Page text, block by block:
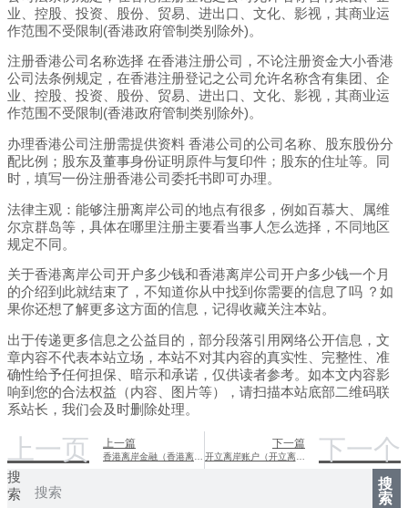
业、控股、投资、股份、贸易、进出口、文化、影视，其商业运
作范围不受限制(香港政府管制类别除外)。
注册香港公司名称选择 在香港注册公司，不论注册资金大小香港
公司法条例规定，在香港注册登记之公司允许名称含有集团、企
业、控股、投资、股份、贸易、进出口、文化、影视，其商业运
作范围不受限制(香港政府管制类别除外)。
办理香港公司注册需提供资料 香港公司的公司名称、股东股份分
配比例；股东及董事身份证明原件与复印件；股东的住址等。同
时，填写一份注册香港公司委托书即可办理。
法律主观：能够注册离岸公司的地点有很多，例如百慕大、属维
尔京群岛等，具体在哪里注册主要看当事人怎么选择，不同地区
规定不同。
关于香港离岸公司开户多少钱和香港离岸公司开户多少钱一个月
的介绍到此就结束了，不知道你从中找到你需要的信息了吗 ？如
果你还想了解更多这方面的信息，记得收藏关注本站。
出于传递更多信息之公益目的，部分段落引用网络公开信息，文
章内容不代表本站立场，本站不对其内容的真实性、完整性、准
确性给予任何担保、暗示和承诺，仅供读者参考。如本文内容影
响到您的合法权益（内容、图片等），请扫描本站底部二维码联
系站长，我们会及时删除处理。
上一页 上一篇
香港离岸金融（香港离岸金融业务）
下一篇
开立离岸账户（开立离岸账户的材料） 下一个
搜
索
搜
索